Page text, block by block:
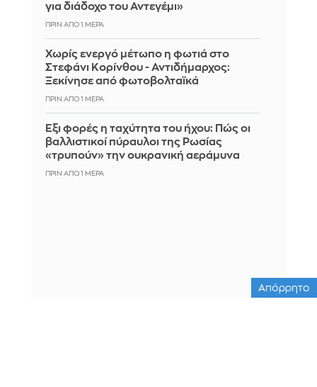
για διάδοχο του Αντεγέμι»
ΠΡΙΝ ΑΠΌ 1 ΜΈΡΑ
Χωρίς ενεργό μέτωπο η φωτιά στο
Στεφάνι Κορίνθου - Αντιδήμαρχος:
Ξεκίνησε από φωτοβολταϊκά
ΠΡΙΝ ΑΠΌ 1 ΜΈΡΑ
Έξι φορές η ταχύτητα του ήχου: Πώς οι
βαλλιστικοί πύραυλοι της Ρωσίας
«τρυπούν» την ουκρανική αεράμυνα
ΠΡΙΝ ΑΠΌ 1 ΜΈΡΑ
Απόρρητο